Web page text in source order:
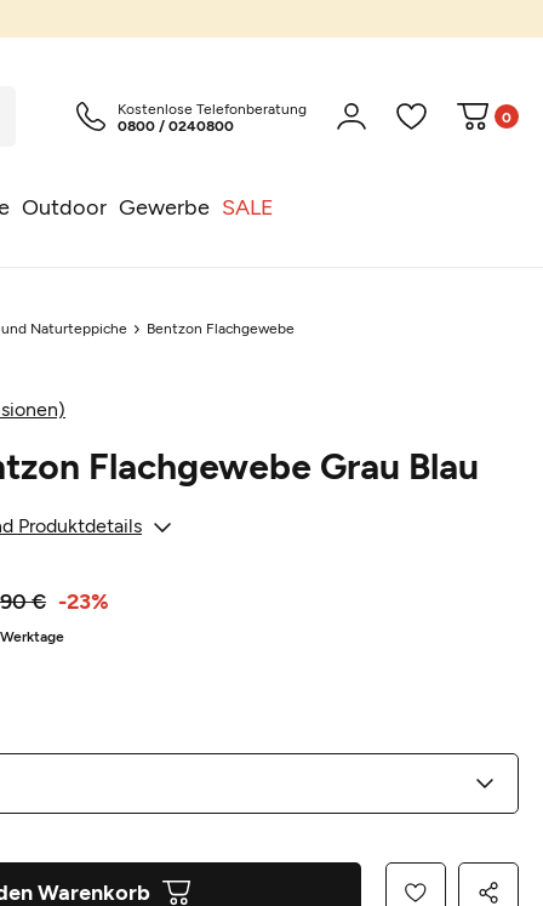
Outdoor Gewerbe SALE
Kostenlose Telefonberatung
0800 / 0240800
0
und Naturteppiche Bentzon Flachgewebe
Flachgewebe Grau Blau
Produktdetails
€ -23%
Warenkorb